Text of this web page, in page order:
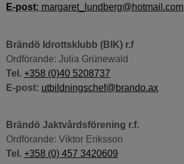
E-post: margaret_lundberg@hotmail.com
Brändö Idrottsklubb (BIK) r.f
Ordförande: Julia Grünewald
Tel. +358 (0)40 5208737
E-post: utbildningschef@brando.ax
Brändö Jaktvårdsförening r.f.
Ordförande: Viktor Eriksson
Tel. +358 (0) 457 3420609